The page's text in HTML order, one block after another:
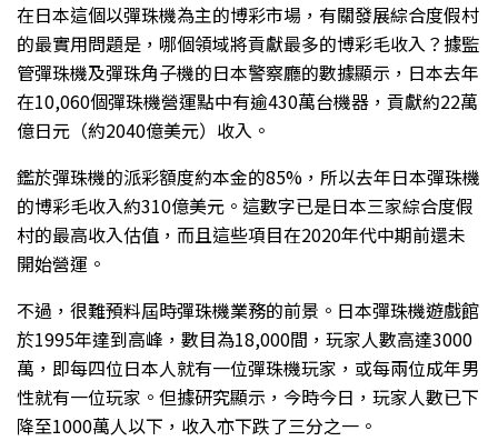
在日本這個以彈珠機為主的博彩市場，有關發展綜合度假村
的最實用問題是，哪個領域將貢獻最多的博彩毛收入？據監
管彈珠機及彈珠角子機的日本警察廳的數據顯示，日本去年
在10,060個彈珠機營運點中有逾430萬台機器，貢獻約22萬
億日元（約2040億美元）收入。
鑑於彈珠機的派彩額度約本金的85%，所以去年日本彈珠機
的博彩毛收入約310億美元。這數字已是日本三家綜合度假
村的最高收入估值，而且這些項目在2020年代中期前還未
開始營運。
不過，很難預料屆時彈珠機業務的前景。日本彈珠機遊戲館
於1995年達到高峰，數目為18,000間，玩家人數高達3000
萬，即每四位日本人就有一位彈珠機玩家，或每兩位成年男
性就有一位玩家。但據研究顯示，今時今日，玩家人數已下
降至1000萬人以下，收入亦下跌了三分之一。